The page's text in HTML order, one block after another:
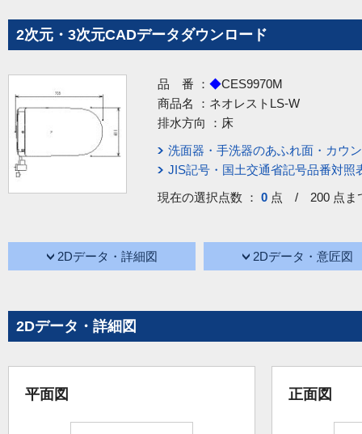
2次元・3次元CADデータダウンロード
品 番 ： ◆CES9970M
商品名 ： ネオレストLS-W
排水方向 ： 床
洗面器・手洗器のあふれ面・カウ
JIS記号・国土交通省記号品番対照
現在の選択点数 ： 0 点 / 200 点ま
2Dデータ・詳細図 2Dデータ・意匠図
2Dデータ・詳細図
平面図 正面図